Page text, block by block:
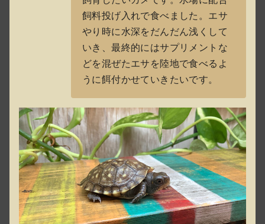
飼料投げ入れで食べました。エサ
やり時に水深をだんだん浅くして
いき、最終的にはサプリメントな
どを混ぜたエサを陸地で食べるよ
うに餌付かせていきたいです。